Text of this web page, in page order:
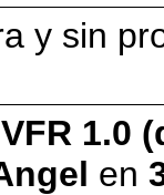
y sin
1.0
en